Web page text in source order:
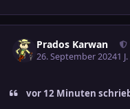
Prados Karwan
26. September 20241 J.
vor 12 Minuten